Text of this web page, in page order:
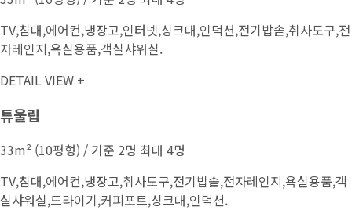
TV,침대,에어컨,냉장고,인터넷,싱크대,인덕션,전기밥솥,취사도구,전
자레인지,욕실용품,객실샤워실.
DETAIL VIEW +
튜울립
33m² (10평형) / 기준 2명 최대 4명
TV,침대,에어컨,냉장고,취사도구,전기밥솥,전자레인지,욕실용품,객
실샤워실,드라이기,커피포트,싱크대,인덕션.